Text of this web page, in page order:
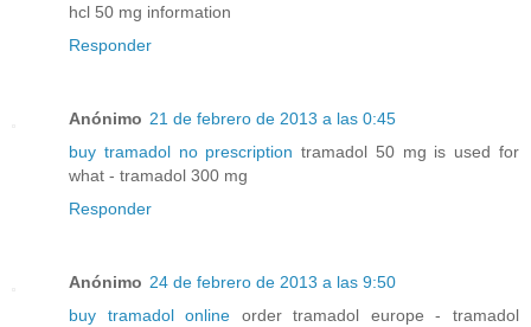
hcl 50 mg information
Responder
Anónimo 21 de febrero de 2013 a las 0:45
buy tramadol no prescription tramadol 50 mg is used for
what - tramadol 300 mg
Responder
Anónimo 24 de febrero de 2013 a las 9:50
buy tramadol online order tramadol europe - tramadol